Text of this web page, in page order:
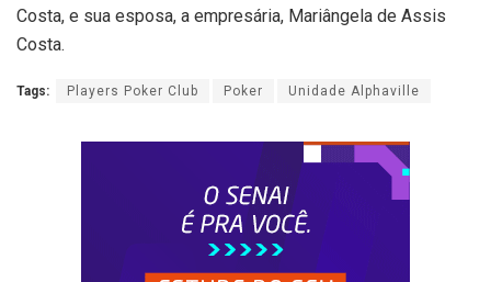
Costa, e sua esposa, a empresária, Mariângela de Assis
Costa.
Tags: Players Poker Club Poker Unidade Alphaville